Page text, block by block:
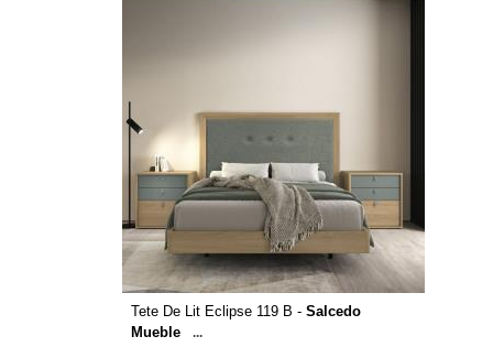
Tete De Lit Eclipse 119 B - Salcedo
Mueble
...